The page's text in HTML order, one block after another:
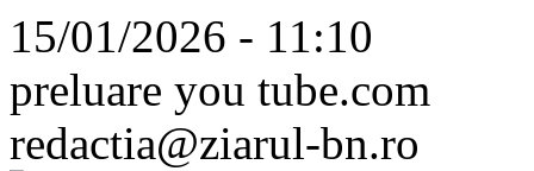
15/01/2026 - 11:10
preluare you tube.com
redactia@ziarul-bn.ro